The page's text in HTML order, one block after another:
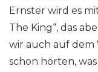
Ernster wird es
The King“, das
wir auch auf dem
schon hörten,